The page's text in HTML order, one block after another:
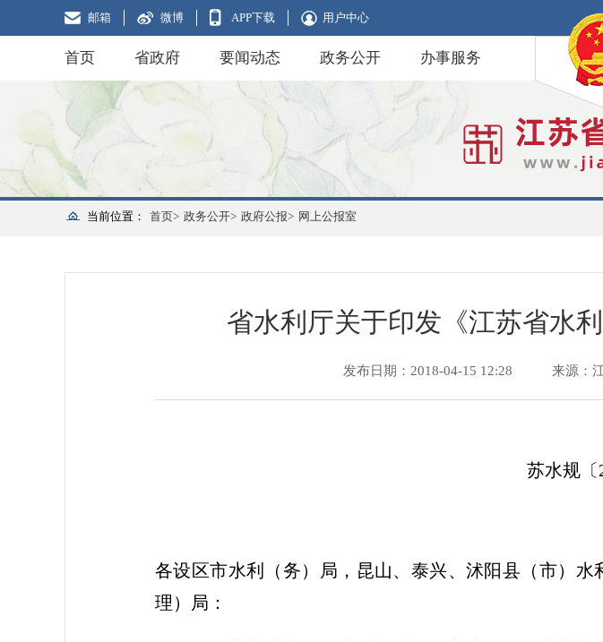
邮箱 微博 APP下载 用户中心
首页 省政府 要闻动态 政务公开 办事服务
当前位置： 首页> 政务公开> 政府公报> 网上公报室
省水利厅关于印发《江苏省水
发布日期：2018-04-15 12:28 来源：
苏水规〔
各设区市水利（务）局，昆山、泰兴、沭阳县（市）
理）局：